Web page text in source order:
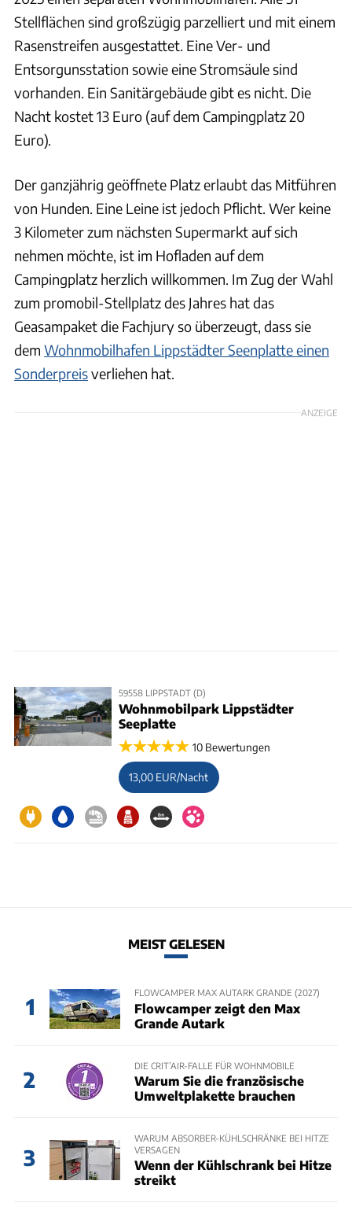
Stellflächen sind großzügig parzelliert und mit einem
Rasenstreifen ausgestattet. Eine Ver- und
Entsorgunsstation sowie eine Stromsäule sind
vorhanden. Ein Sanitärgebäude gibt es nicht. Die
Nacht kostet 13 Euro (auf dem Campingplatz 20
Euro).
Der ganzjährig geöffnete Platz erlaubt das Mitführen
von Hunden. Eine Leine ist jedoch Pflicht. Wer keine
3 Kilometer zum nächsten Supermarkt auf sich
nehmen möchte, ist im Hofladen auf dem
Campingplatz herzlich willkommen. Im Zug der Wahl
zum promobil-Stellplatz des Jahres hat das
Geasampaket die Fachjury so überzeugt, dass sie
dem Wohnmobilhafen Lippstädter Seenplatte einen
Sonderpreisverliehen hat.
ANZEIGE
59558 LIPPSTADT (D)
Wohnmobilpark Lippstädter
Seeplatte
10 Bewertungen
13,00 EUR/Nacht
MEIST GELESEN
1
FLOWCAMPER MAX AUTARK GRANDE (2027)
Flowcamper zeigt den Max
Grande Autark
2
DIE CRIT’AIR-FALLE FÜR WOHNMOBILE
Warum Sie die französische
Umweltplakette brauchen
3
WARUM ABSORBER-KÜHLSCHRÄNKE BEI HITZE
VERSAGEN
Wenn der Kühlschrank bei Hitze
streikt